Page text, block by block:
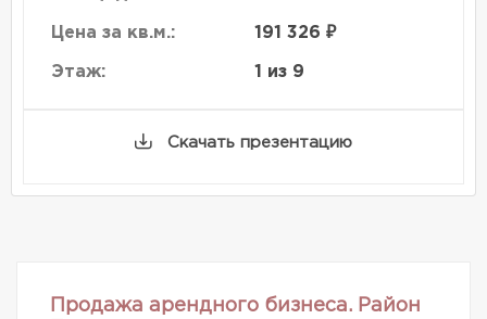
Цена за кв.м.: 191 326 ₽
Этаж: 1 из 9
Скачать презентацию
Продажа арендного бизнеса. Район